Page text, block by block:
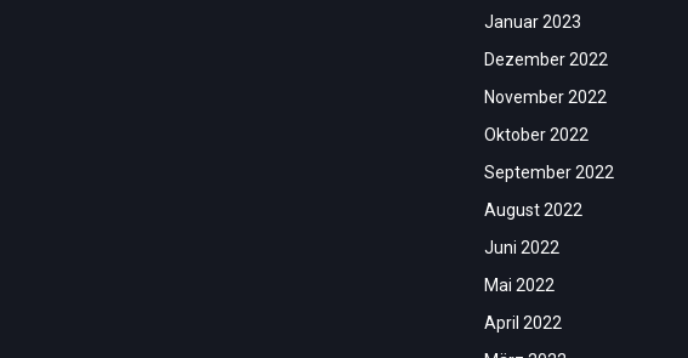
Januar 2023
Dezember 2022
November 2022
Oktober 2022
September 2022
August 2022
Juni 2022
Mai 2022
April 2022